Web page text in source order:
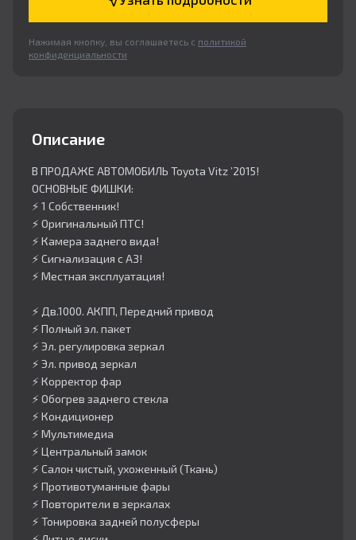
Нажимая кнопку, вы соглашаетесь с политикой
конфиденциальности
Описание
В ПРОДАЖЕ АВТОМОБИЛЬ Toyota Vitz ’2015!
ОСНОВНЫЕ ФИШКИ:
⚡️ 1 Собственник!
⚡️ Оригинальный ПТС!
⚡️ Камера заднего вида!
⚡️ Сигнализация с АЗ!
⚡️ Местная эксплуатация!
⚡️ Дв.1000. АКПП, Передний привод
⚡️ Полный эл. пакет
⚡️ Эл. регулировка зеркал
⚡️ Эл. привод зеркал
⚡️ Корректор фар
⚡️ Обогрев заднего стекла
⚡️ Кондиционер
⚡️ Мультимедиа
⚡️ Центральный замок
⚡️ Салон чистый, ухоженный (Ткань)
⚡️ Противотуманные фары
⚡️ Повторители в зеркалах
⚡️ Тонировка задней полусферы